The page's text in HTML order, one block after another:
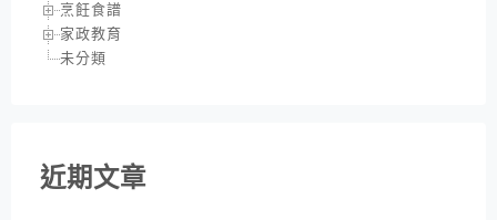
烹飪食譜
家政教育
未分類
近期文章